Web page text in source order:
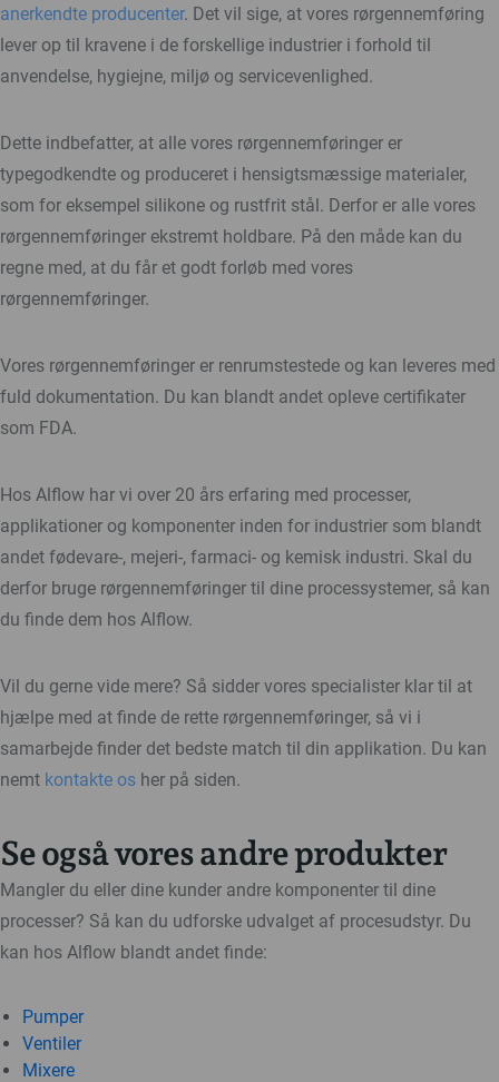
anerkendte producenter. Det vil sige, at vores rørgennemføring
lever op til kravene i de forskellige industrier i forhold til
anvendelse, hygiejne, miljø og servicevenlighed.
Dette indbefatter, at alle vores rørgennemføringer er
typegodkendte og produceret i hensigtsmæssige materialer,
som for eksempel silikone og rustfrit stål. Derfor er alle vores
rørgennemføringer ekstremt holdbare. På den måde kan du
regne med, at du får et godt forløb med vores
rørgennemføringer.
Vores rørgennemføringer er renrumstestede og kan leveres med
fuld dokumentation. Du kan blandt andet opleve certifikater
som FDA.
Hos Alflow har vi over 20 års erfaring med processer,
applikationer og komponenter inden for industrier som blandt
andet fødevare-, mejeri-, farmaci- og kemisk industri. Skal du
derfor bruge rørgennemføringer til dine processystemer, så kan
du finde dem hos Alflow.
Vil du gerne vide mere? Så sidder vores specialister klar til at
hjælpe med at finde de rette rørgennemføringer, så vi i
samarbejde finder det bedste match til din applikation. Du kan
nemt kontakte os her på siden.
Se også vores andre produkter
Mangler du eller dine kunder andre komponenter til dine
processer? Så kan du udforske udvalget af procesudstyr. Du
kan hos Alflow blandt andet finde:
Pumper
Ventiler
Mixere